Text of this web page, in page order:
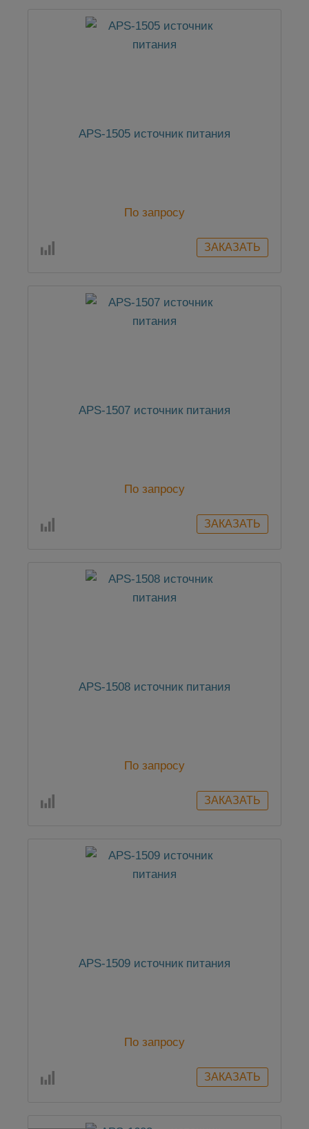
APS-1505 источник питания
По запросу
APS-1507 источник питания
По запросу
APS-1508 источник питания
По запросу
APS-1509 источник питания
По запросу